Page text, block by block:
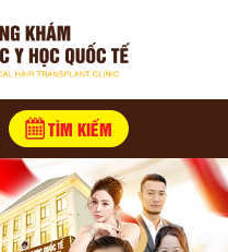
TÌM KIẾM